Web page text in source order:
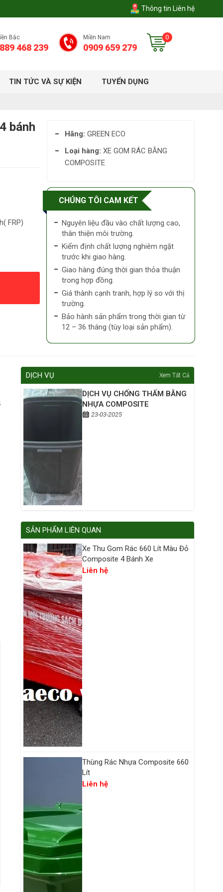
Thông tin Liên hệ
Bắc
468 239
Miền Nam
0909 659 279
0
TIN TỨC VÀ SỰ KIỆN TUYỂN DỤNG
bánh
FRP)
Hãng: GREEN ECO
Loại hàng: XE GOM RÁC BẰNG
COMPOSITE
CHÚNG TÔI CAM KẾT
Nguyên liệu đầu vào chất lượng cao,
thân thiện môi trường.
Kiểm định chất lượng nghiêm ngặt
trước khi giao hàng.
Giao hàng đúng thời gian thỏa thuận
trong hợp đồng.
Giá thành cạnh tranh, hợp lý so với thị
trường.
Bảo hành sản phẩm trong thời gian từ
12 – 36 tháng (tùy loại sản phẩm).
DỊCH VỤ Xem Tất Cả
DỊCH VỤ CHỐNG THẤM BẰNG
NHỰA COMPOSITE
23-03-2025
SẢN PHẨM LIÊN QUAN
Xe Thu Gom Rác 660 Lít Màu Đỏ
Composite 4 Bánh Xe
Liên hệ
Thùng Rác Nhựa Composite 660
Lít
Liên hệ